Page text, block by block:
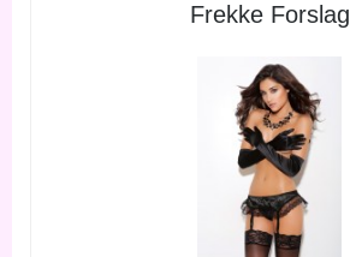
Frekke Forslag